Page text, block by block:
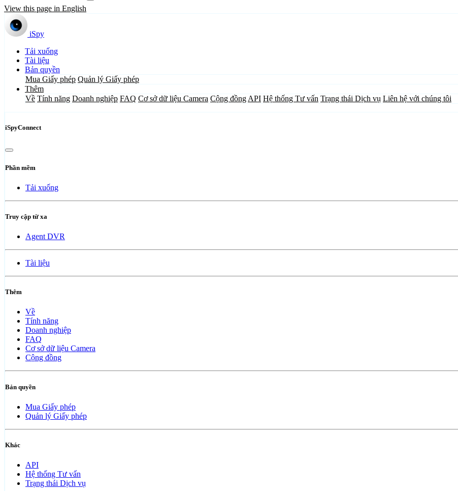
View this page in English
iSpy
Tải xuống
Tài liệu
Bản quyền
Mua Giấy phép Quản lý Giấy phép
Thêm
Về Tính năng Doanh nghiệp FAQ Cơ sở dữ liệu Camera Cộng đồng API Hệ thống Tư vấn Trạng thái Dịch vụ Liên hệ với chúng tôi
iSpyConnect
Phần mềm
Tải xuống
Truy cập từ xa
Agent DVR
Tài liệu
Thêm
Về
Tính năng
Doanh nghiệp
FAQ
Cơ sở dữ liệu Camera
Cộng đồng
Bản quyền
Mua Giấy phép
Quản lý Giấy phép
Khác
API
Hệ thống Tư vấn
Trạng thái Dịch vụ